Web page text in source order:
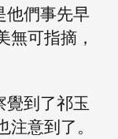
他們事先早
可指摘，
到了祁玉
意到了。